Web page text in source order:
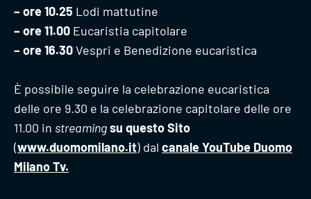
– ore 10.25 Lodi mattutine
– ore 11.00 Eucaristia capitolare
– ore 16.30Vespri e Benedizione eucaristica
È possibile seguire la celebrazione eucaristica
delle ore 9.30 e la celebrazione capitolare delle ore
11.00 in streamingsu questo Sito
(www.duomomilano.it) dal canale YouTube Duomo
Milano Tv.